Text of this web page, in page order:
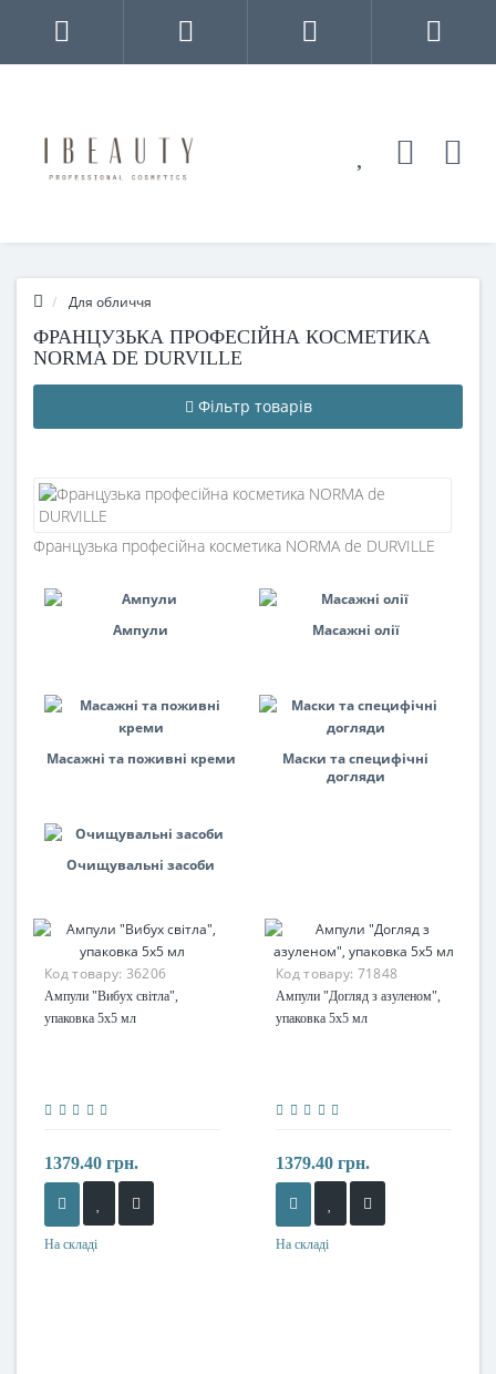
Для обличчя
ФРАНЦУЗЬКА ПРОФЕСІЙНА КОСМЕТИКА
NORMA DE DURVILLE
Фільтр товарів
Французька професійна косметика NORMA de DURVILLE
Ампули Масажні олії
Масажні та поживні креми
Маски та специфічні
догляди
Очищувальні засоби
Код товару: 36206
Ампули "Вибух світла",
упаковка 5х5 мл
1379.40 грн.
На складі
Код товару: 71848
Ампули "Догляд з азуленом",
упаковка 5х5 мл
1379.40 грн.
На складі